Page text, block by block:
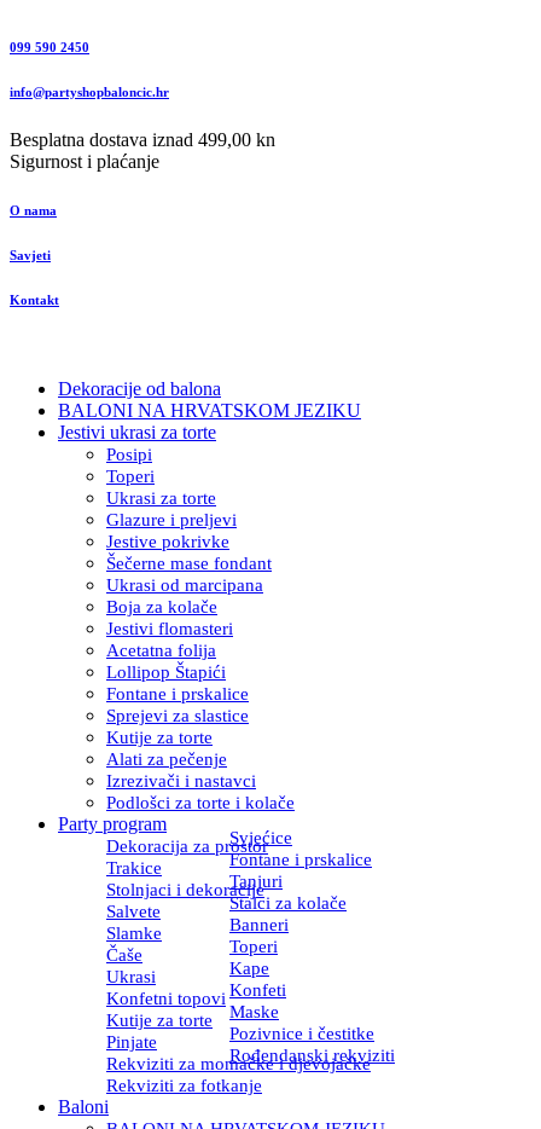
099 590 2450
info@partyshopbaloncic.hr
Besplatna dostava iznad 499,00 kn
Sigurnost i plaćanje
O nama
Savjeti
Kontakt
Dekoracije od balona
BALONI NA HRVATSKOM JEZIKU
Jestivi ukrasi za torte
Posipi
Toperi
Ukrasi za torte
Glazure i preljevi
Jestive pokrivke
Šečerne mase fondant
Ukrasi od marcipana
Boja za kolače
Jestivi flomasteri
Acetatna folija
Lollipop Štapići
Fontane i prskalice
Sprejevi za slastice
Kutije za torte
Alati za pečenje
Izrezivači i nastavci
Podlošci za torte i kolače
Party program
Dekoracija za prostor
Svjećice
Trakice
Fontane i prskalice
Stolnjaci i dekoracije
Tanjuri
Salvete
Stalci za kolače
Slamke
Banneri
Čaše
Toperi
Ukrasi
Kape
Konfetni topovi Konfeti
Kutije za torte
Maske
Pinjate
Pozivnice i čestitke
Rekviziti za momačke i djevojačke
Rođendanski rekviziti
Rekviziti za fotkanje
Baloni